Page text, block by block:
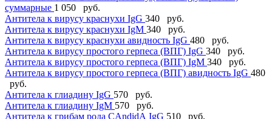
суммарные 1 050 руб.
Антитела к вирусу краснухи IgG 340 руб.
Антитела к вирусу краснухи IgМ 340 руб.
Антитела к вирусу краснухи авидность IgG 480 руб.
Антитела к вирусу простого герпеса (ВПГ) IgG 340 руб.
Антитела к вирусу простого герпеса (ВПГ) IgМ 340 руб.
Антитела к вирусу простого герпеса (ВПГ) авидность IgG 480
руб.
Антитела к глиадину IgG 570 руб.
Антитела к глиадину IgM 570 руб.
Антитела к грибам рода CАndidА IgG 510 руб.